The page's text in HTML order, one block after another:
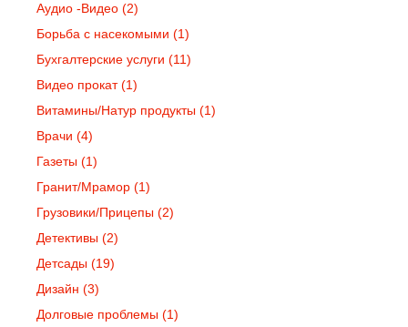
Аудио -Видео (2)
Борьба с насекомыми (1)
Бухгалтерские услуги (11)
Видео прокат(1)
Витамины/Натур продукты (1)
Врачи (4)
Газеты (1)
Гранит/Мрамор (1)
Грузовики/Прицепы (2)
Детективы (2)
Детсады (19)
Дизайн (3)
Долговые проблемы (1)